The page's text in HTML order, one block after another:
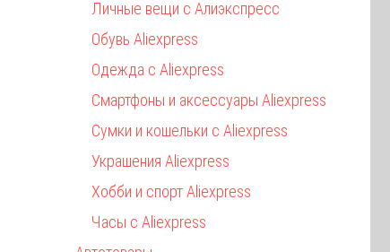
Личные вещи с Алиэкспресс
Обувь Aliexpress
Одежда с Aliexpress
Смартфоны и аксессуары Aliexpress
Сумки и кошельки с Aliexpress
Украшения Aliexpress
Хобби и спорт Aliexpress
Часы с Aliexpress